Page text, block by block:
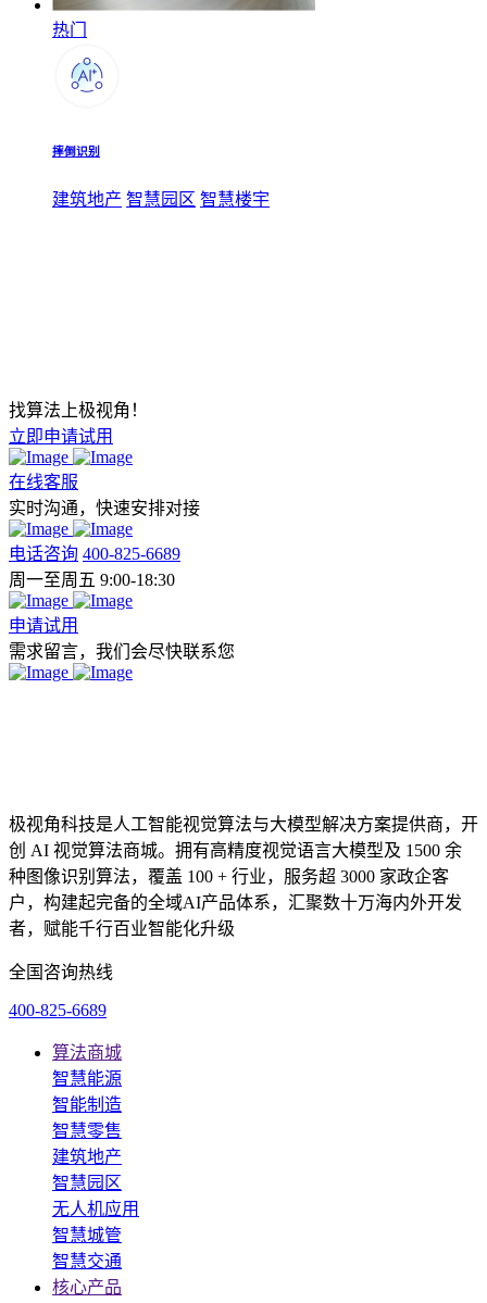
热门
摔倒识别
建筑地产 智慧园区 智慧楼宇
找算法上极视角！
立即申请试用
在线客服
实时沟通，快速安排对接
电话咨询 400-825-6689
周一至周五 9:00-18:30
申请试用
需求留言，我们会尽快联系您
极视角科技是人工智能视觉算法与大模型解决方案提供商，开
创 AI 视觉算法商城。拥有高精度视觉语言大模型及 1500 余
种图像识别算法，覆盖 100 + 行业，服务超 3000 家政企客
户，构建起完备的全域AI产品体系，汇聚数十万海内外开发
者，赋能千行百业智能化升级
全国咨询热线
400-825-6689
算法商城
智慧能源
智能制造
智慧零售
建筑地产
智慧园区
无人机应用
智慧城管
智慧交通
核心产品